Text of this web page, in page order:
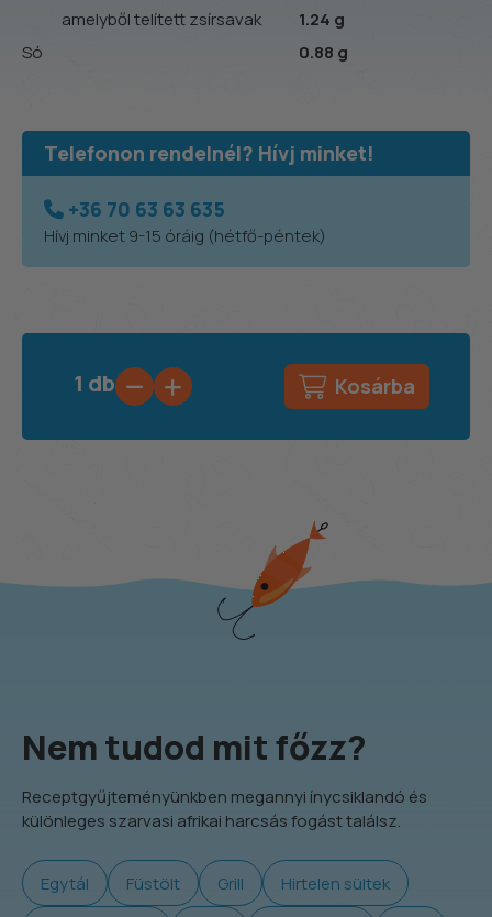
amelyből telített zsírsavak
1.24 g
Só
0.88 g
Telefonon rendelnél? Hívj minket!
+36 70 63 63 635
Hívj minket 9-15 óráig (hétfő-péntek)
1 db Kosárba
Nem tudod mit főzz?
Receptgyűjteményünkben megannyi ínycsiklandó és
különleges szarvasi afrikai harcsás fogást találsz.
Egytál Füstölt Grill
Hirtelen sültek